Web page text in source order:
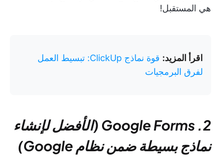
هي المستقبل!
اقرأ المزيد:
قوة نماذج ClickUp: تبسيط العمل
لفرق البرمجيات
2. Google Forms (الأفضل لإنشاء
نماذج بسيطة ضمن نظام Google)